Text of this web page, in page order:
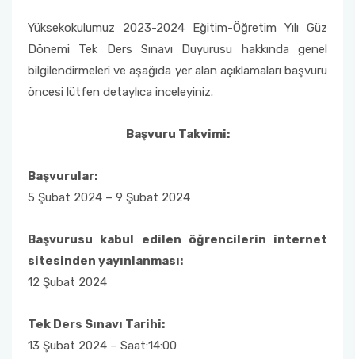
Yüksekokulumuz 2023-2024 Eğitim-Öğretim Yılı Güz
Dönemi Tek Ders Sınavı Duyurusu hakkında genel
bilgilendirmeleri ve aşağıda yer alan açıklamaları başvuru
öncesi lütfen detaylıca inceleyiniz.
Başvuru Takvimi:
Başvurular:
5 Şubat 2024 – 9 Şubat 2024
Başvurusu kabul edilen öğrencilerin internet
sitesinden yayınlanması:
12 Şubat 2024
Tek Ders Sınavı Tarihi:
13 Şubat 2024 – Saat:14:00